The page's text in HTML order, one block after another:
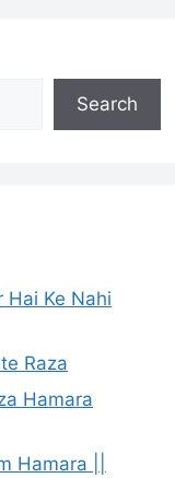
Search
Hai Ke Nahi
Raza
Hamara
Hamara ||